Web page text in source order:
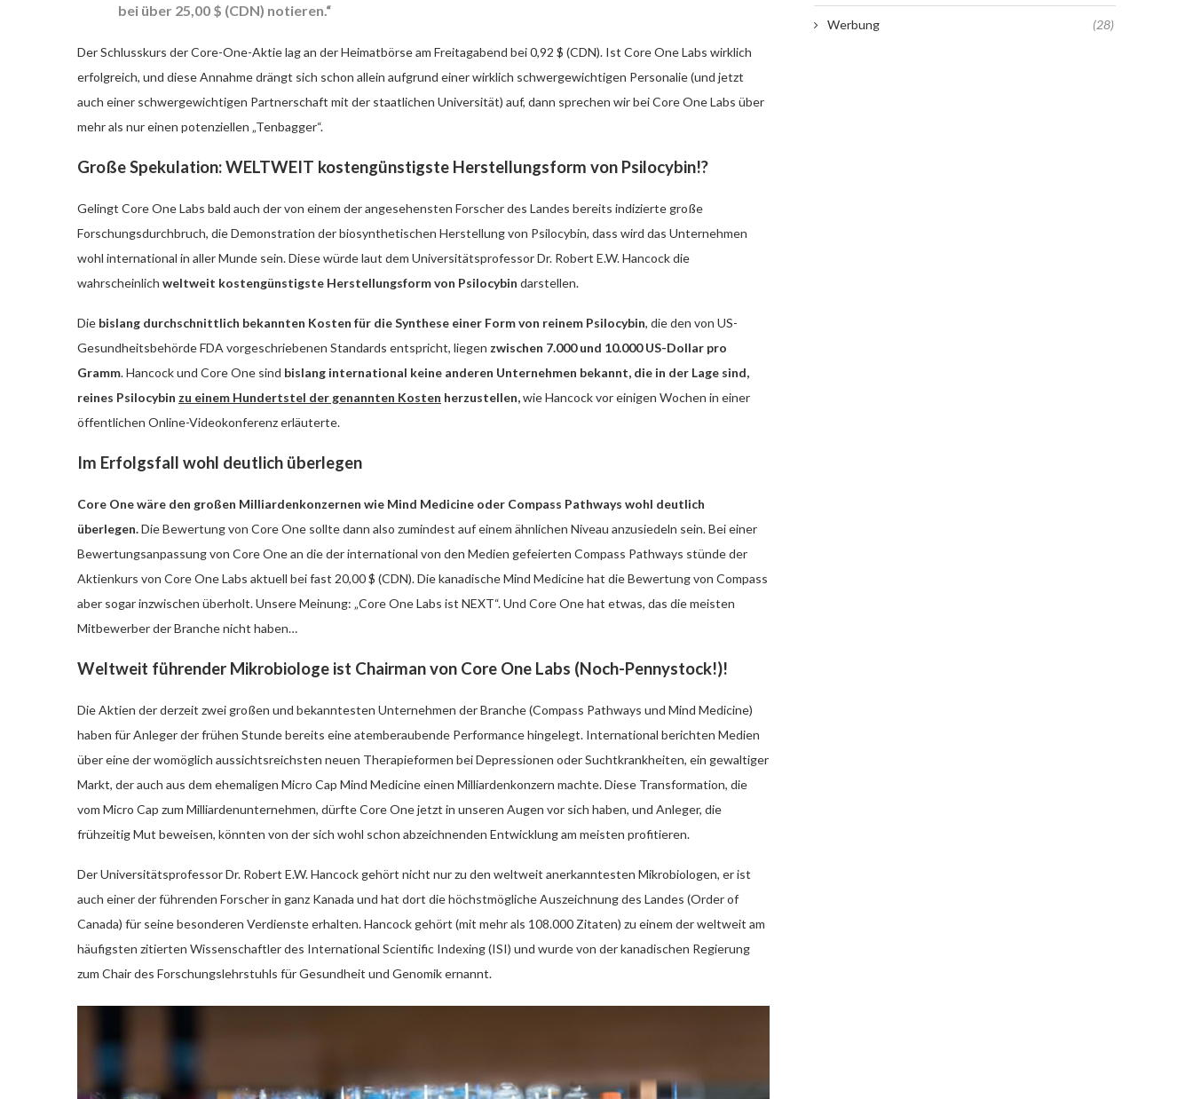
bei über 25,00 $ (CDN) notieren.“
Der Schlusskurs der Core-One-Aktie lag an der Heimatbörse am Freitagabend bei 0,92 $ (CDN). Ist Core One Labs wirklich
erfolgreich, und diese Annahme drängt sich schon allein aufgrund einer wirklich schwergewichtigen Personalie (und jetzt
auch einer schwergewichtigen Partnerschaft mit der staatlichen Universität) auf, dann sprechen wir bei Core One Labs über
mehr als nur einen potenziellen „Tenbagger“.
Große Spekulation: WELTWEIT kostengünstigste Herstellungsform von Psilocybin!?
Gelingt Core One Labs bald auch der von einem der angesehensten Forscher des Landes bereits indizierte große
Forschungsdurchbruch, die Demonstration der biosynthetischen Herstellung von Psilocybin, dass wird das Unternehmen
wohl international in aller Munde sein. Diese würde laut dem Universitätsprofessor Dr. Robert E.W. Hancock die
wahrscheinlich weltweit kostengünstigste Herstellungsform von Psilocybin darstellen.
Die bislang durchschnittlich bekannten Kosten für die Synthese einer Form von reinem Psilocybin, die den von US-
Gesundheitsbehörde FDA vorgeschriebenen Standards entspricht, liegen zwischen 7.000 und 10.000 US-Dollar pro
Gramm.Hancock und Core One sind bislang international keine anderen Unternehmen bekannt, die in der Lage sind,
reines Psilocybin zu einem Hundertstel der genannten Kosten herzustellen,wie Hancock vor einigen Wochen in einer
öffentlichen Online-Videokonferenz erläuterte.
Im Erfolgsfall wohl deutlich überlegen
Core One wäre den großen Milliardenkonzernen wie Mind Medicine oder Compass Pathways wohl deutlich
überlegen.Die Bewertung von Core One sollte dann also zumindest auf einem ähnlichen Niveau anzusiedeln sein. Bei einer
Bewertungsanpassung von Core One an die der international von den Medien gefeierten Compass Pathways stünde der
Aktienkurs von Core One Labs aktuell bei fast 20,00 $ (CDN). Die kanadische Mind Medicine hat die Bewertung von Compass
aber sogar inzwischen überholt. Unsere Meinung: „Core One Labs ist NEXT“. Und Core One hat etwas, das die meisten
Mitbewerber der Branche nicht haben…
Weltweit führender Mikrobiologe ist Chairman von Core One Labs (Noch-Pennystock!)!
Die Aktien der derzeit zwei großen und bekanntesten Unternehmen der Branche (Compass Pathways und Mind Medicine)
haben für Anleger der frühen Stunde bereits eine atemberaubende Performance hingelegt. International berichten Medien
über eine der womöglich aussichtsreichsten neuen Therapieformen bei Depressionen oder Suchtkrankheiten, ein gewaltiger
Markt, der auch aus dem ehemaligen Micro Cap Mind Medicine einen Milliardenkonzern machte. Diese Transformation, die
vom Micro Cap zum Milliardenunternehmen, dürfte Core One jetzt in unseren Augen vor sich haben, und Anleger, die
frühzeitig Mut beweisen, könnten von der sich wohl schon abzeichnenden Entwicklung am meisten profitieren.
Der Universitätsprofessor Dr. Robert E.W. Hancock gehört nicht nur zu den weltweit anerkanntesten Mikrobiologen, er ist
auch einer der führenden Forscher in ganz Kanada und hat dort die höchstmögliche Auszeichnung des Landes (Order of
Canada) für seine besonderen Verdienste erhalten. Hancock gehört (mit mehr als 108.000 Zitaten) zu einem der weltweit am
häufigsten zitierten Wissenschaftler des International Scientific Indexing (ISI) und wurde von der kanadischen Regierung
zum Chair des Forschungslehrstuhls für Gesundheit und Genomik ernannt.
Werbung (28)